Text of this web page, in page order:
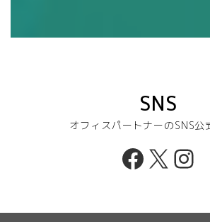
SNS
オフィスパートナーのSNS公
X